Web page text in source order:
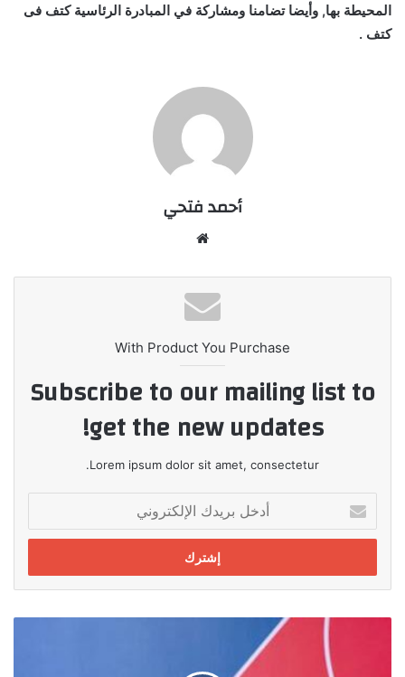
المحيطة بها, وأيضا تضامنا ومشاركة في المبادرة الرئاسية كتف فى
كتف .
أحمد فتحي
With Product You Purchase
Subscribe to our mailing list to
get the new updates!
Lorem ipsum dolor sit amet, consectetur.
بريدك
الإلكتروني